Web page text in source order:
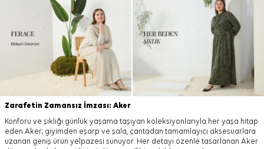
Zarafetin Zamansız İmzası: Aker
Konforu ve şıklığı günlük yaşama taşıyan koleksiyonlarıyla her yaşa hitap
eden Aker; giyimden eşarp ve şala, çantadan tamamlayıcı aksesuarlara
uzanan geniş ürün yelpazesi sunuyor. Her detayı özenle tasarlanan Aker